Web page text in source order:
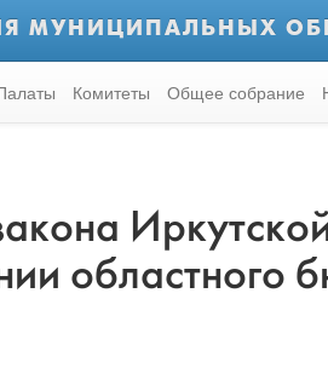
МУНИЦИПАЛЬНЫХ
Комитеты Общее собрание
областного